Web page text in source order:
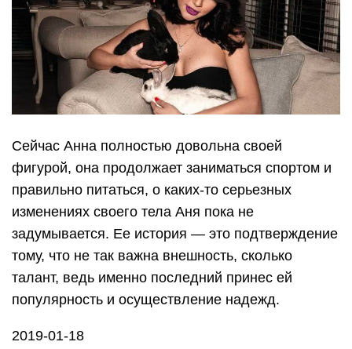
Сейчас Анна полностью довольна своей
фигурой, она продолжает заниматься спортом и
правильно питаться, о каких-то серьезных
изменениях своего тела Аня пока не
задумывается. Ее история — это подтверждение
тому, что не так важна внешность, сколько
талант, ведь именно последний принес ей
популярность и осуществление надежд.
2019-01-18